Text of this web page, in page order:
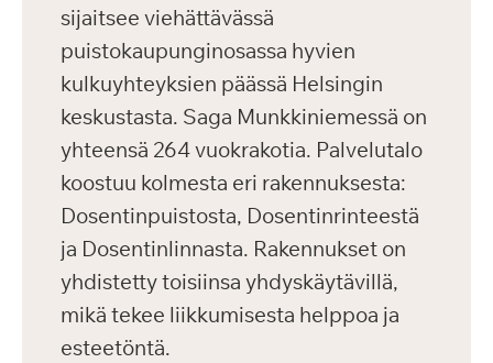
sijaitsee viehättävässä
puistokaupunginosassa hyvien
kulkuyhteyksien päässä Helsingin
keskustasta. Saga Munkkiniemessä on
yhteensä 264 vuokrakotia. Palvelutalo
koostuu kolmesta eri rakennuksesta:
Dosentinpuistosta, Dosentinrinteestä
ja Dosentinlinnasta. Rakennukset on
yhdistetty toisiinsa yhdyskäytävillä,
mikä tekee liikkumisesta helppoa ja
esteetöntä.